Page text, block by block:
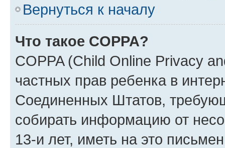
Вернуться к началу
Что такое COPPA?
COPPA (Child Online Privacy
частных прав ребенка в
Соединенных Штатов,
собирать информацию от
13-и лет, иметь на это